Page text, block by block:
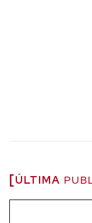
ÚLTIMA